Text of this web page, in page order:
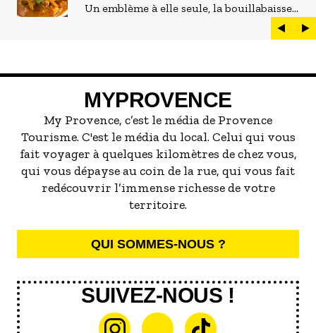
Un emblème à elle seule, la bouillabaisse
est LE plat marseillais par excellence. On
peut d'ailleurs vite être submergé·e par la
servir la meilleure...
MYPROVENCE
My Provence, c’est le média de Provence
Tourisme. C'est le média du local. Celui qui vous
fait voyager à quelques kilomètres de chez vous,
qui vous dépayse au coin de la rue, qui vous fait
redécouvrir l’immense richesse de votre
territoire.
QUI SOMMES-NOUS ?
SUIVEZ-NOUS !